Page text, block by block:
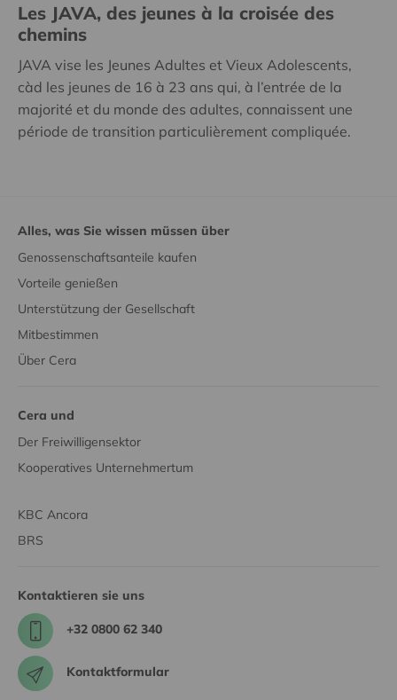
Les JAVA, des jeunes à la croisée des
chemins
JAVA vise les Jeunes Adultes et Vieux Adolescents,
càd les jeunes de 16 à 23 ans qui, à l’entrée de la
majorité et du monde des adultes, connaissent une
période de transition particulièrement compliquée.
Alles, was Sie wissen müssen über
Genossenschaftsanteile kaufen
Vorteile genießen
Unterstützung der Gesellschaft
Mitbestimmen
Über Cera
Cera und
Der Freiwilligensektor
Kooperatives Unternehmertum
KBC Ancora
BRS
Kontaktieren sie uns
+32 0800 62 340
Kontaktformular